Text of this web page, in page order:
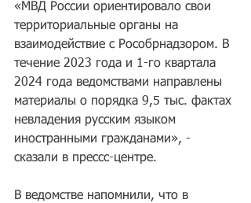
«МВД России ориентировало свои
территориальные органы на
взаимодействие с Рособрнадзором. В
течение 2023 года и 1-го квартала
2024 года ведомствами направлены
материалы о порядка 9,5 тыс. фактах
невладения русским языком
иностранными гражданами», -
сказали в прессс-центре.
В ведомстве напомнили, что в